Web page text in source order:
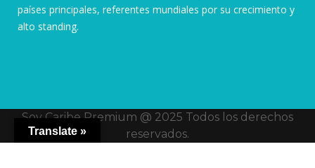
países principales, referentes mundiales por su crecimiento y
alto standing.
Soy Caribe Premium @ 2025 Todos los derechos
reservados.
Translate »